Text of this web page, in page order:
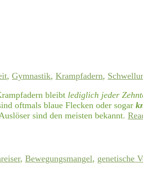
, Gymnastik, Krampfadern,
bleibt lediglich jeder
oftmals blaue Flecken oder sogar
sind den meisten bekannt.
, Bewegungsmangel, genetische